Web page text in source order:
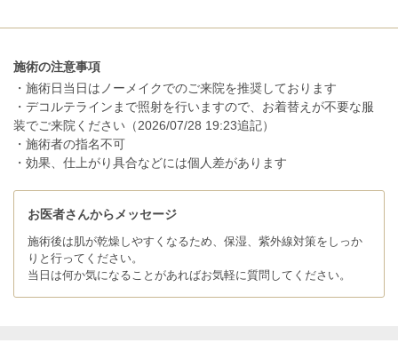
施術の注意事項
・施術日当日はノーメイクでのご来院を推奨しております
・デコルテラインまで照射を行いますので、お着替えが不要な服
装でご来院ください（2026/07/28 19:23追記）
・施術者の指名不可
・効果、仕上がり具合などには個人差があります
お医者さんからメッセージ
施術後は肌が乾燥しやすくなるため、保湿、紫外線対策をしっか
りと行ってください。
当日は何か気になることがあればお気軽に質問してください。